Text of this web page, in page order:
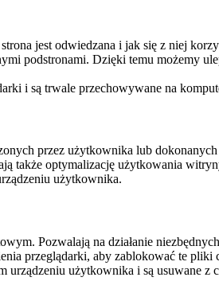
jest odwiedzana i jak się z niej
podstronami. Dzięki temu możemy
i są trwale przechowywane na
przez użytkownika lub
także optymalizację użytkowania
użytkownika.
Pozwalają na działanie
przeglądarki, aby zablokować te
urządzeniu użytkownika i są usuwane z